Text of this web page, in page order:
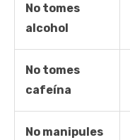
No tomes
alcohol
No tomes
cafeína
No manipules